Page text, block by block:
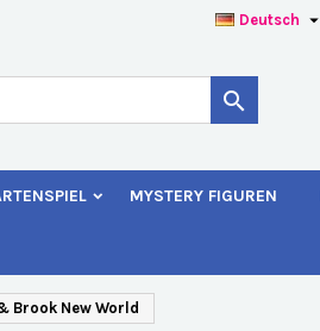
Deutsch 

MYSTERY FIGUREN
Brook New World
Ihrer Wunschliste hinzufügen zu